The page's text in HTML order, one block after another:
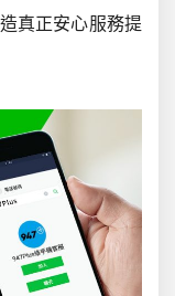
真正安心服務提